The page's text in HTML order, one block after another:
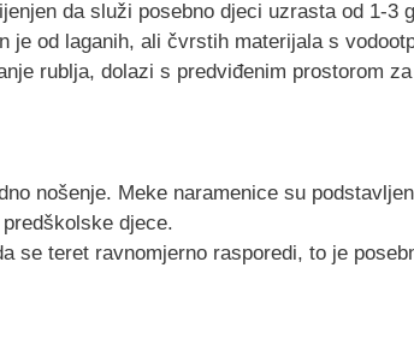
da služi posebno djeci uzrasta od 1-3
od laganih, ali čvrstih materijala s
rublja, dolazi s predviđenim prostorom
nošenje. Meke naramenice su
djece.
se teret ravnomjerno rasporedi, to je